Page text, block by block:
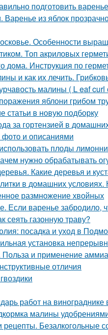
подготовить
Варенье из яблок
Особенности
Топ акриловых
дома. Инструкция по
и как их лечить.
малины ( L eaf curl
яблони грибом
статьи в новую подборку
за гортензией в
фото и описаниями
плоды
нужно обрабатывать
Какие деревья и
в домашних
размножение хвойных
Если варенье забродило,
сеять газонную траву?
посадка и уход в
установка
и применение
отличия
работ на винограднике
малины
Безалкогольные